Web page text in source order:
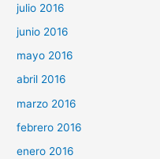
julio 2016
junio 2016
mayo 2016
abril 2016
marzo 2016
febrero 2016
enero 2016